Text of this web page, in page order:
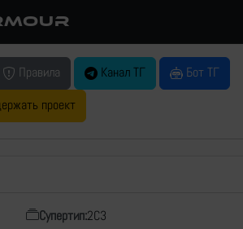
Правила Канал ТГ
Бот ТГ
проект
Супертип:2С3